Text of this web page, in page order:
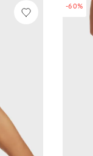
-60%